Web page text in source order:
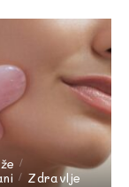
Zdravlje